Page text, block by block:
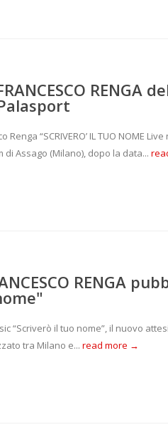
RENGA
Renga “SCRIVERO’ IL TUO NOME
Assago (Milano), dopo la data...
RENGA
“Scriverò il tuo nome”, il nuovo
tra Milano e... read more →